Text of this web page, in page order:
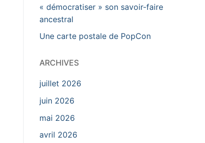
« démocratiser » son savoir-faire
ancestral
Une carte postale de PopCon
ARCHIVES
juillet 2026
juin 2026
mai 2026
avril 2026